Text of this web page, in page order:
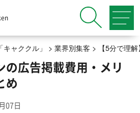
ャククル」 > 業界別集客 > 【5分で理
の広告掲載費用・メリ
め
07日